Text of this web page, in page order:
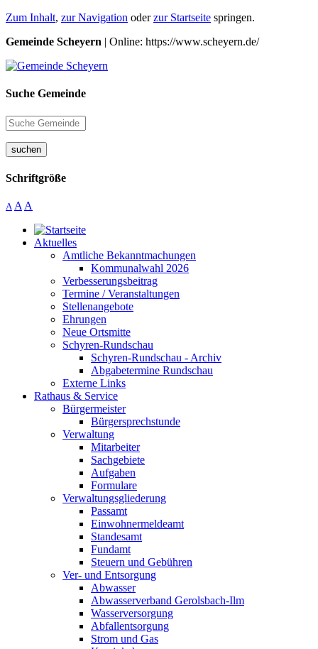
Zum Inhalt, zur Navigation oderzur Startseite springen.
Gemeinde Scheyern | Online: https://www.scheyern.de/
Suche Gemeinde
suchen
Schriftgröße
A A A
Aktuelles
Amtliche Bekanntmachungen
Kommunalwahl 2026
Verbesserungsbeitrag
Termine / Veranstaltungen
Stellenangebote
Ehrungen
Neue Ortsmitte
Schyren-Rundschau
Schyren-Rundschau - Archiv
Abgabetermine Rundschau
Externe Links
Rathaus & Service
Bürgermeister
Bürgersprechstunde
Verwaltung
Mitarbeiter
Sachgebiete
Aufgaben
Formulare
Verwaltungsgliederung
Passamt
Einwohnermeldeamt
Standesamt
Fundamt
Steuern und Gebühren
Ver- und Entsorgung
Abwasser
Abwasserverband Gerolsbach-Ilm
Wasserversorgung
Abfallentsorgung
Strom und Gas